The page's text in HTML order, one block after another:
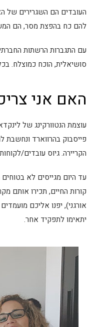
העובדים הם השגרירים של
להם כח בהפצת מסר, הם
עם התגברות הרשתות
סושיאלית, הוכח כמוצלח.
האם אני
פייסבוק בהרווארד ונחשבת
הקריירה. גיוס עובדים/
עד היום מגייסים לא
קורות החיים, תכירו אותם
אורגני), יפנו אליכם
יתאימו לתפקיד אחר.